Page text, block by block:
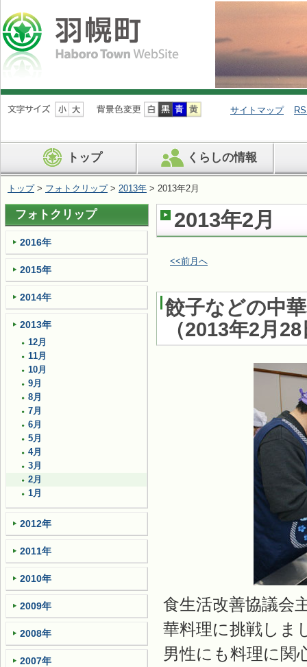
ナ
ビ
ン
を
ば
す
サイトマップ
トップ くらしの情報
トップ> フォトクリップ> 2013年 > 2013年2月
2013年2月
<<前月へ
餃子などの中
（2013年2月28
食生活改善協議会
華料理に挑戦しま
男性にも料理に関
フォトクリップ
2016年
2015年
2014年
2013年
12月
11月
10月
9月
8月
7月
6月
5月
4月
3月
2月
1月
2012年
2011年
2010年
2009年
2008年
2007年